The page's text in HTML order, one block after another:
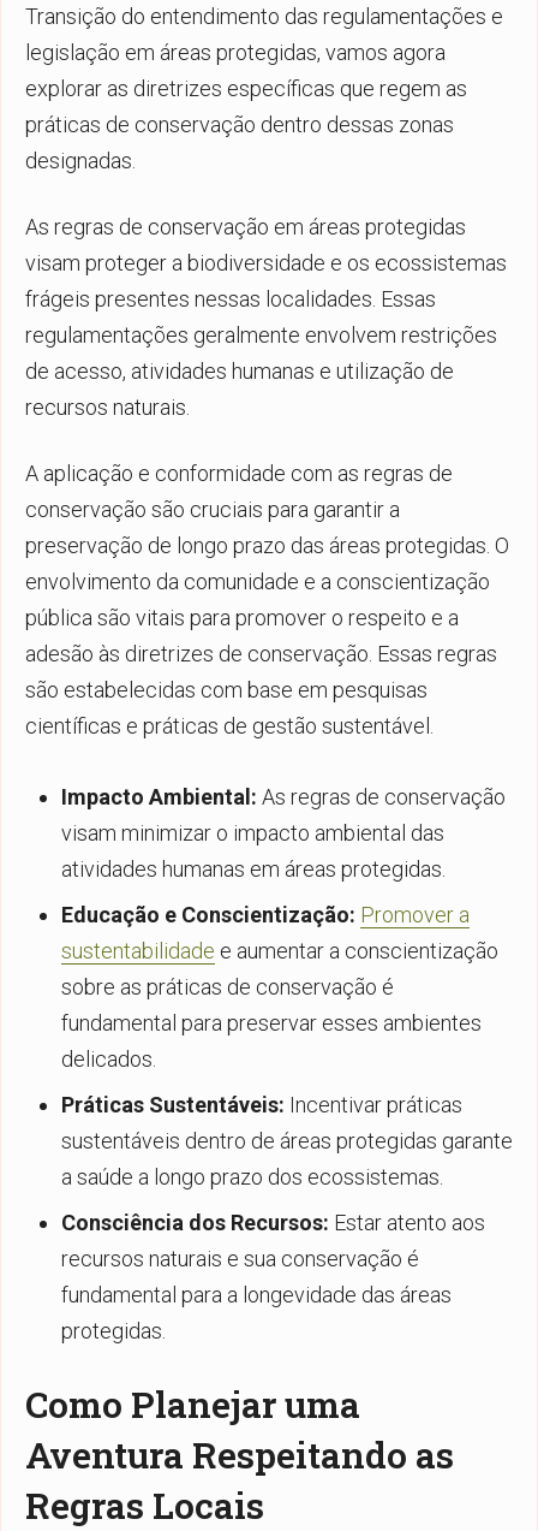
Transição do entendimento das regulamentações e
legislação em áreas protegidas, vamos agora
explorar as diretrizes específicas que regem as
práticas de conservação dentro dessas zonas
designadas.
As regras de conservação em áreas protegidas
visam proteger a biodiversidade e os ecossistemas
frágeis presentes nessas localidades. Essas
regulamentações geralmente envolvem restrições
de acesso, atividades humanas e utilização de
recursos naturais.
A aplicação e conformidade com as regras de
conservação são cruciais para garantir a
preservação de longo prazo das áreas protegidas. O
envolvimento da comunidade e a conscientização
pública são vitais para promover o respeito e a
adesão às diretrizes de conservação. Essas regras
são estabelecidas com base em pesquisas
científicas e práticas de gestão sustentável.
Impacto Ambiental: As regras de conservação
visam minimizar o impacto ambiental das
atividades humanas em áreas protegidas.
Educação e Conscientização: Promover a
sustentabilidade e aumentar a conscientização
sobre as práticas de conservação é
fundamental para preservar esses ambientes
delicados.
Práticas Sustentáveis: Incentivar práticas
sustentáveis dentro de áreas protegidas garante
a saúde a longo prazo dos ecossistemas.
Consciência dos Recursos: Estar atento aos
recursos naturais e sua conservação é
fundamental para a longevidade das áreas
protegidas.
Como Planejar uma
Aventura Respeitando as
Regras Locais